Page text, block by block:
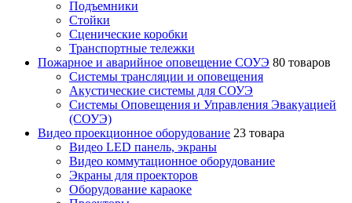
Подъемники
Стойки
Сценические коробки
Транспортные тележки
Пожарное и аварийное оповещение СОУЭ 80 товаров
Cистемы трансляции и оповещения
Акустические системы для СОУЭ
Системы Оповещения и Управления Эвакуацией
(СОУЭ)
Видео проекционное оборудование 23 товара
Видео LED панель, экраны
Видео коммутационное оборудование
Экраны для проекторов
Оборудование караоке